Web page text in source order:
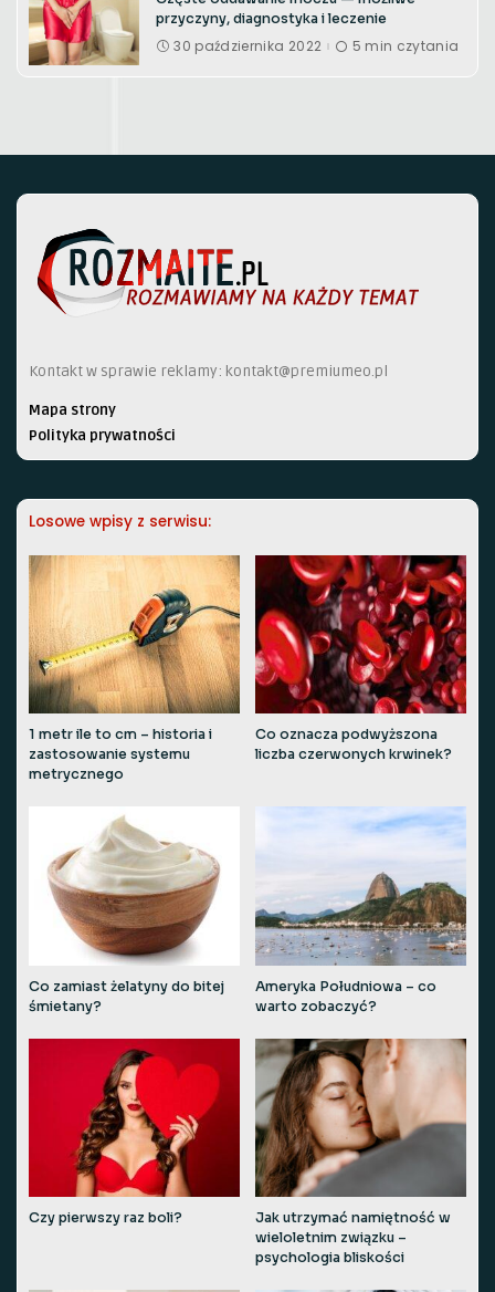
przyczyny, diagnostyka i leczenie
30 października 2022 5 min czytania
Kontakt w sprawie reklamy: kontakt@premiumeo.pl
Mapa strony
Polityka prywatności
Losowe wpisy z serwisu:
1 metr ile to cm – historia i
zastosowanie systemu
metrycznego
Co oznacza podwyższona
liczba czerwonych krwinek?
Co zamiast żelatyny do bitej
śmietany?
Ameryka Południowa – co
warto zobaczyć?
Czy pierwszy raz boli?
Jak utrzymać namiętność w
wieloletnim związku –
psychologia bliskości